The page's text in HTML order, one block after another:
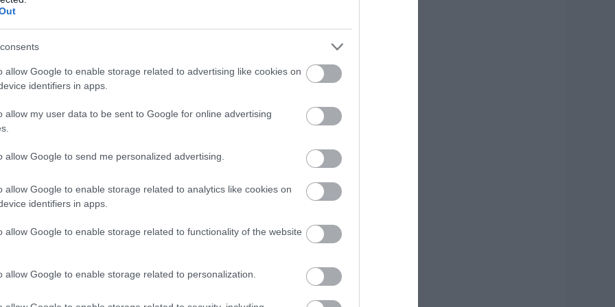
allow Google to enable storage related to advertising like cookies on
identifiers in apps.
allow my user data to be sent to Google for online advertising
allow Google to send me personalized advertising.
allow Google to enable storage related to analytics like cookies on
identifiers in apps.
allow Google to enable storage related to functionality of the website
allow Google to enable storage related to personalization.
Αττικόν Νοσοκομείο. Ένας ασθενής
ΚΑΤ, ενώ οι υπόλοιποι τέσσερις
διασωληνωμένοι εξακολουθούν να
Εύβοια – Δείτε πού
06.08.2026 | 19:20
Ο μεγαλύτερος
της Ευρώπης
κατασκευάζεται
στην Ελλάδα – Πού
06.08.2026 | 19:00
Συγκίνηση στην
Εύβοια: Νέοι από τη
συνόδευσαν την
Ιερή Εικόνα